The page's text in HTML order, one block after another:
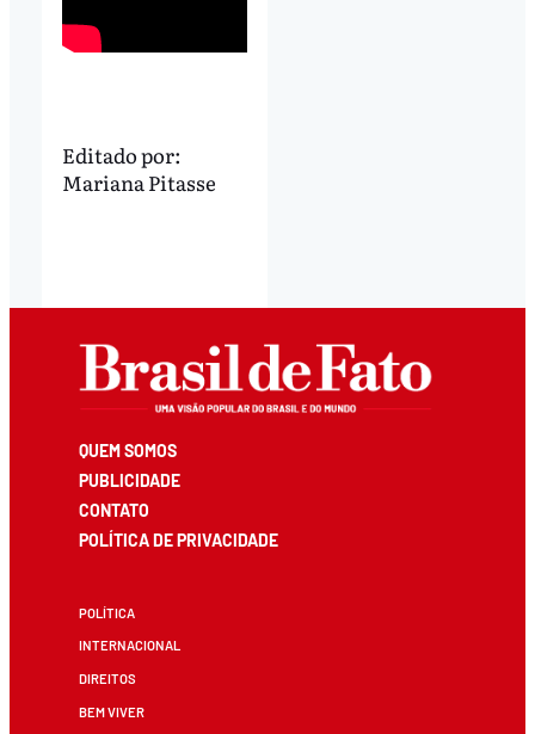
Editado por:
Mariana Pitasse
QUEM SOMOS
PUBLICIDADE
CONTATO
POLÍTICA DE PRIVACIDADE
POLÍTICA
INTERNACIONAL
DIREITOS
BEM VIVER